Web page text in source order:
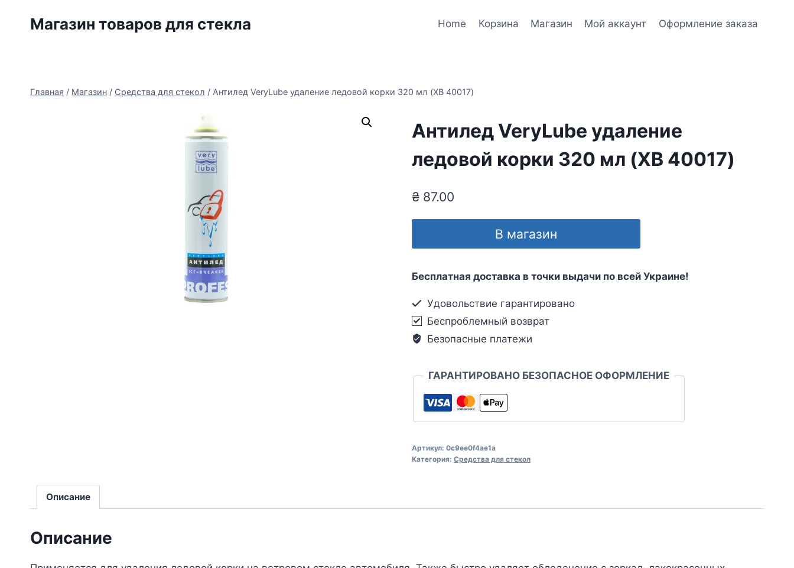
Магазин товаров для стекла Home Корзина Магазин Мой аккаунт Оформление заказа
Главная / Магазин / Средства для стекол / Антилед VeryLube удаление ледовой корки 320 мл (XB 40017)
Антилед VeryLube удаление
ледовой корки 320 мл (XB 40017)
₴87.00
В магазин
Бесплатная доставка в точки выдачи по всей Украине!
Удовольствие гарантировано
Беспроблемный возврат
Безопасные платежи
ГАРАНТИРОВАНО БЕЗОПАСНОЕ ОФОРМЛЕНИЕ
Артикул: 0c9ee0f4ae1a
Категория: Средства для стекол
Описание
Описание